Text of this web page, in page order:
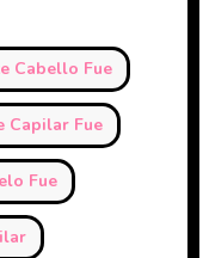
Cabello Fue
Capilar Fue
Fue